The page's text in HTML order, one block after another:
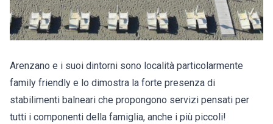
Arenzano e i suoi dintorni sono località particolarmente
family friendly e lo dimostra la forte presenza di
stabilimenti balneari che propongono servizi pensati per
tutti i componenti della famiglia, anche i più piccoli!